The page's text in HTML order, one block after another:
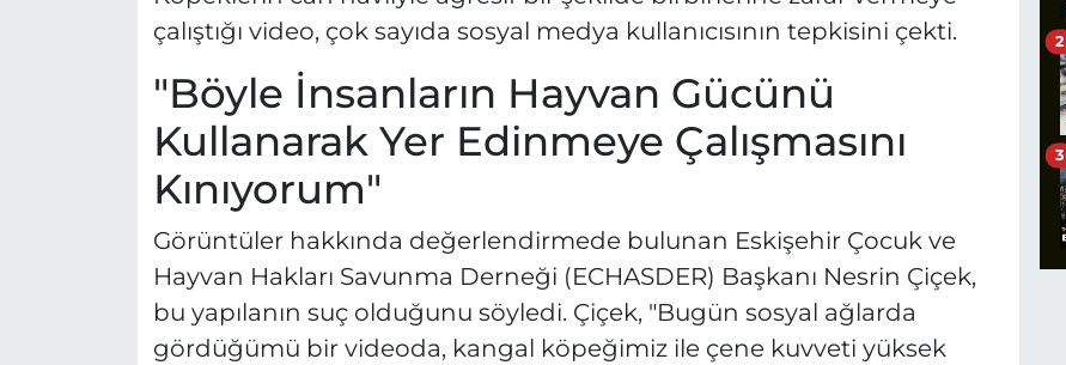
çalıştığı video, çok sayıda sosyal medya kullanıcısının tepkisini çekti.
"Böyle İnsanların Hayvan Gücünü
Kullanarak Yer Edinmeye Çalışmasını
Kınıyorum"
Görüntüler hakkında değerlendirmede bulunan Eskişehir Çocuk ve
Hayvan Hakları Savunma Derneği (ECHASDER) Başkanı Nesrin Çiçek,
bu yapılanın suç olduğunu söyledi. Çiçek, "Bugün sosyal ağlarda
gördüğümü bir videoda, kangal köpeğimiz ile çene kuvveti yüksek
2
3